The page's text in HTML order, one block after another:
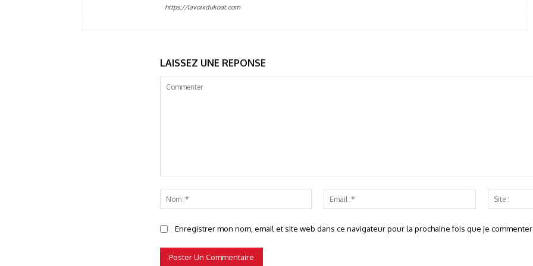
https://lavoixdukoat.com
LAISSEZ UNE REPONSE
:*
Email
:*
Enregistrer mon nom, email et site web dans ce navigateur pour la prochaine fois que je